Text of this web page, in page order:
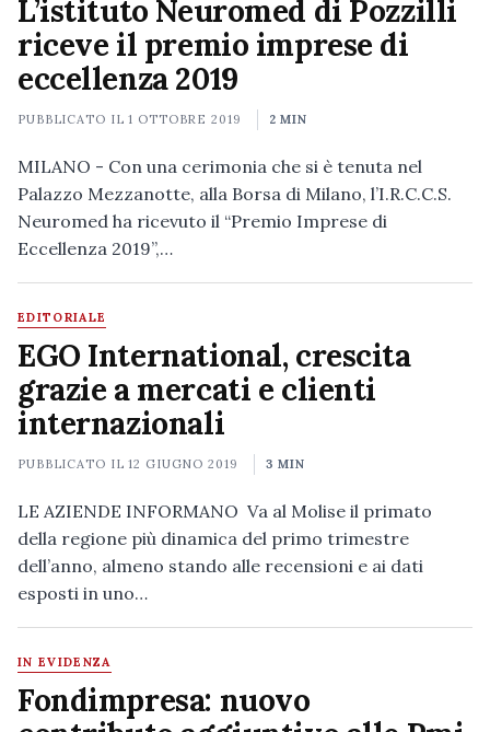
L’istituto Neuromed di Pozzilli
riceve il premio imprese di
eccellenza 2019
PUBBLICATO IL1 OTTOBRE 2019 2 MIN
MILANO - Con una cerimonia che si è tenuta nel
Palazzo Mezzanotte, alla Borsa di Milano, l’I.R.C.C.S.
Neuromed ha ricevuto il “Premio Imprese di
Eccellenza 2019”,…
EDITORIALE
EGO International, crescita
grazie a mercati e clienti
internazionali
PUBBLICATO IL12 GIUGNO 2019 3 MIN
LE AZIENDE INFORMANO Va al Molise il primato
della regione più dinamica del primo trimestre
dell’anno, almeno stando alle recensioni e ai dati
esposti in uno…
IN EVIDENZA
Fondimpresa: nuovo